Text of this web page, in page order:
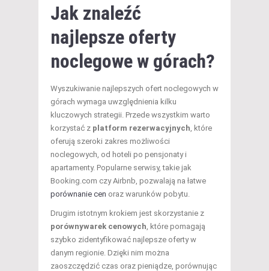
Jak znaleźć
najlepsze oferty
noclegowe w górach?
Wyszukiwanie najlepszych ofert noclegowych w
górach wymaga uwzględnienia kilku
kluczowych strategii. Przede wszystkim warto
korzystać z platform rezerwacyjnych , które
oferują szeroki zakres możliwości
noclegowych, od hoteli po pensjonaty i
apartamenty. Popularne serwisy, takie jak
Booking.com czy Airbnb, pozwalają na łatwe
porównanie cen oraz warunków pobytu.
Drugim istotnym krokiem jest skorzystanie z
porównywarek cenowych , które pomagają
szybko zidentyfikować najlepsze oferty w
danym regionie. Dzięki nim można
zaoszczędzić czas oraz pieniądze, porównując